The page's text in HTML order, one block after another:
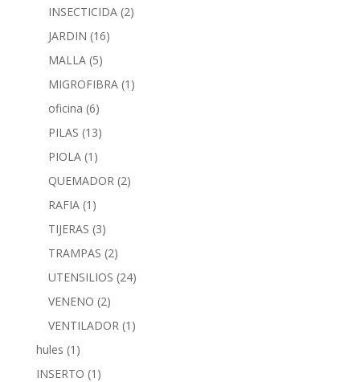
INSECTICIDA (2)
JARDIN (16)
MALLA (5)
MIGROFIBRA (1)
oficina (6)
PILAS (13)
PIOLA (1)
QUEMADOR (2)
RAFIA (1)
TIJERAS (3)
TRAMPAS (2)
UTENSILIOS (24)
VENENO (2)
VENTILADOR (1)
hules (1)
INSERTO (1)